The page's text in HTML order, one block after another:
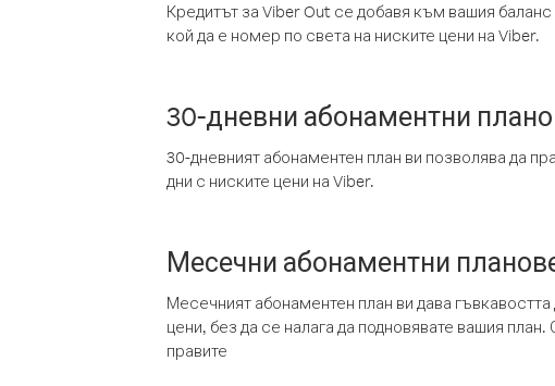
Кредитът за Viber Out се добавя към вашия
кой да е номер по света на ниските цени на Viber.
30-дневни абонаментни
30-дневният абонаментен план ви позволява да
дни с ниските цени на Viber.
Месечни абонаментни
Месечният абонаментен план ви дава
цени, без да се налага да подновявате вашия
правите